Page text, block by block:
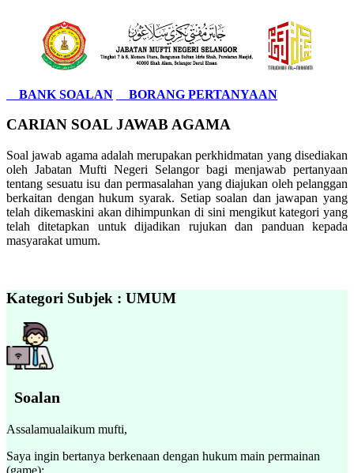
BANK SOALAN BORANG PERTANYAAN
CARIAN SOAL JAWAB AGAMA
Soal jawab agama adalah merupakan perkhidmatan yang disediakan
oleh Jabatan Mufti Negeri Selangor bagi menjawab pertanyaan
tentang sesuatu isu dan permasalahan yang diajukan oleh pelanggan
berkaitan dengan hukum syarak. Setiap soalan dan jawapan yang
telah dikemaskini akan dihimpunkan di sini mengikut kategori yang
telah ditetapkan untuk dijadikan rujukan dan panduan kepada
masyarakat umum.
Kategori Subjek : UMUM
Soalan
Assalamualaikum mufti,
Saya ingin bertanya berkenaan dengan hukum main permainan
(game):